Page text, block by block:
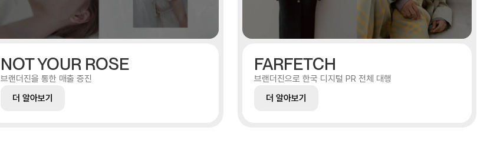
NOT YOUR ROSE
브랜더진을 통한 매출 증진
더 알아보기
FARFETCH
브랜더진으로 한국 디지털 PR 전체 대행
더 알아보기